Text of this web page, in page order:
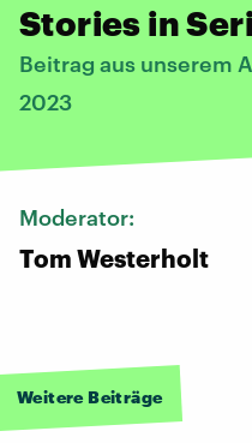
Stories in
Beitrag aus unserem
2023
Moderator:
Tom Westerholt
Weitere Beiträge